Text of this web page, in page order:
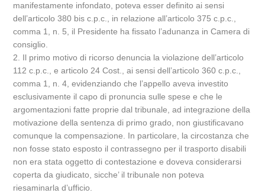
manifestamente infondato, poteva esser definito ai sensi
dell’articolo 380 bis c.p.c., in relazione all’articolo 375 c.p.c.,
comma 1, n. 5, il Presidente ha fissato l’adunanza in Camera di
consiglio.
2. Il primo motivo di ricorso denuncia la violazione dell’articolo
112 c.p.c., e articolo 24 Cost., ai sensi dell’articolo 360 c.p.c.,
comma 1, n. 4, evidenziando che l’appello aveva investito
esclusivamente il capo di pronuncia sulle spese e che le
argomentazioni fatte proprie dal tribunale, ad integrazione della
motivazione della sentenza di primo grado, non giustificavano
comunque la compensazione. In particolare, la circostanza che
non fosse stato esposto il contrassegno per il trasporto disabili
non era stata oggetto di contestazione e doveva considerarsi
coperta da giudicato, sicche’ il tribunale non poteva
riesaminarla d’ufficio.